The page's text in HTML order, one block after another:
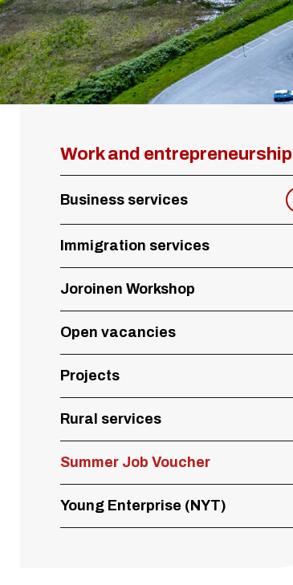
Work and entrepreneurship
Business services
Immigration services
Joroinen Workshop
Open vacancies
Projects
Rural services
Summer Job Voucher
Young Enterprise (NYT)